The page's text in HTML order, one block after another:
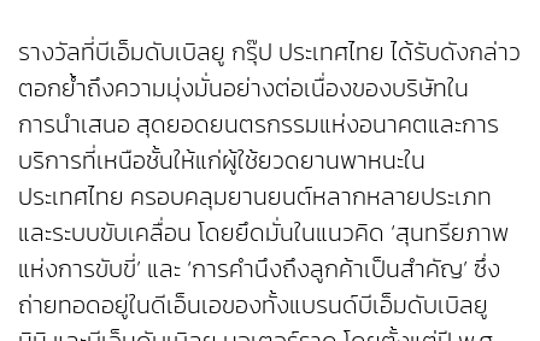
รางวัลที่บีเอ็มดับเบิลยู กรุ๊ป ประเทศไทย ได้รับดังกล่าว
ตอกย้ำถึงความมุ่งมั่นอย่างต่อเนื่องของบริษัทใน
การนำเสนอ สุดยอดยนตรกรรมแห่งอนาคตและการ
บริการที่เหนือชั้นให้แก่ผู้ใช้ยวดยานพาหนะใน
ประเทศไทย ครอบคลุมยานยนต์หลากหลายประเภท
และระบบขับเคลื่อน โดยยึดมั่นในแนวคิด ‘สุนทรียภาพ
แห่งการขับขี่’ และ ‘การคำนึงถึงลูกค้าเป็นสำคัญ’ ซึ่ง
ถ่ายทอดอยู่ในดีเอ็นเอของทั้งแบรนด์บีเอ็มดับเบิลยู